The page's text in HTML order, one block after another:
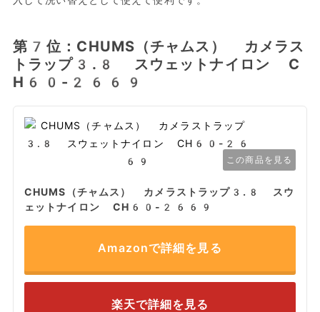
第7位：CHUMS（チャムス） カメラス
トラップ3.8 スウェットナイロン C
H60-2669
この商品を見る
CHUMS（チャムス） カメラストラップ3.8 スウ
ェットナイロン CH60-2669
Amazonで詳細を見る
楽天で詳細を見る